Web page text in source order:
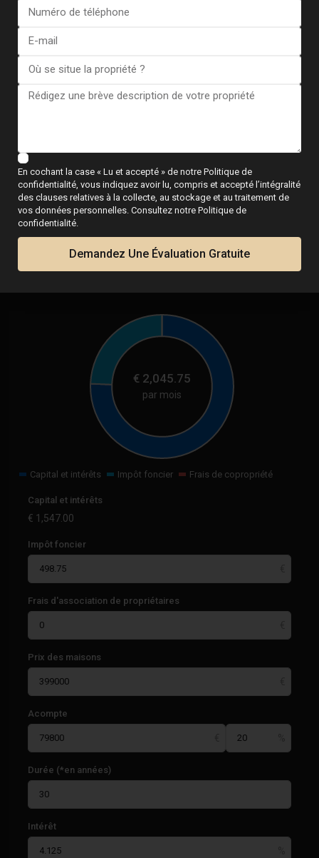
€ 2,045.75
par mois
Capital et intérêts Impôt foncier Frais de copropriété
Capital et intérêts
€ 1,547.00
Impôt foncier
Frais d'association de propriétaires
Prix des maisons
Acompte
Durée (*en années)
Intérêt
En cochant la case « Lu et accepté » de notre Politique de
confidentialité, vous indiquez avoir lu, compris et accepté l’intégralité
des clauses relatives à la collecte, au stockage et au traitement de
vos données personnelles. Consultez notre Politique de
confidentialité.
Demandez Une Évaluation Gratuite